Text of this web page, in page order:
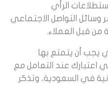
الرأي
وسائل التواصل الاجتماعي
من قبل العملاء.
يجب أن يتمتع بها
اعتبارك عند التعامل مع
في السعودية، وتذكر